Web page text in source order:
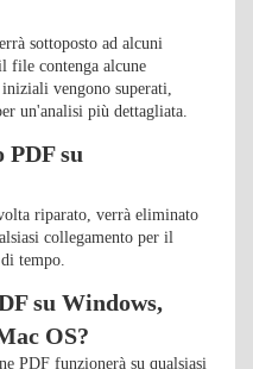
sottoposto ad alcuni
contenga alcune
vengono superati,
un'analisi più dettagliata.
su
riparato, verrà eliminato
collegamento per il
tempo.
su Windows,
OS?
PDF funzionerà su qualsiasi